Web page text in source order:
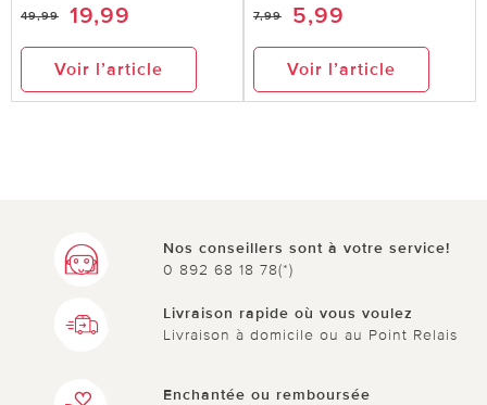
49,99 19,99
Voir l’article
7,99 5,99
Voir l’article
Nos conseillers sont à votre service!
0 892 68 18 78(*)
Livraison rapide où vous voulez
Livraison à domicile ou au Point Relais
Enchantée ou remboursée